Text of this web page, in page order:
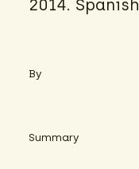
2014. Spanish
By
Summary